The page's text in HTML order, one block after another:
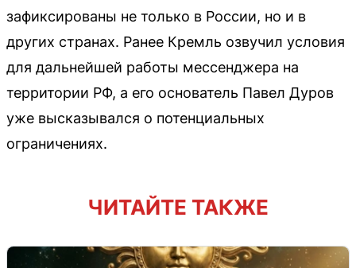
зафиксированы не только в России, но и в
других странах. Ранее Кремль озвучил условия
для дальнейшей работы мессенджера на
территории РФ, а его основатель Павел Дуров
уже высказывался о потенциальных
ограничениях.
ЧИТАЙТЕ ТАКЖЕ